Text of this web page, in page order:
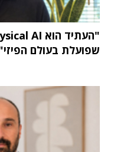
שפועלת בעולם